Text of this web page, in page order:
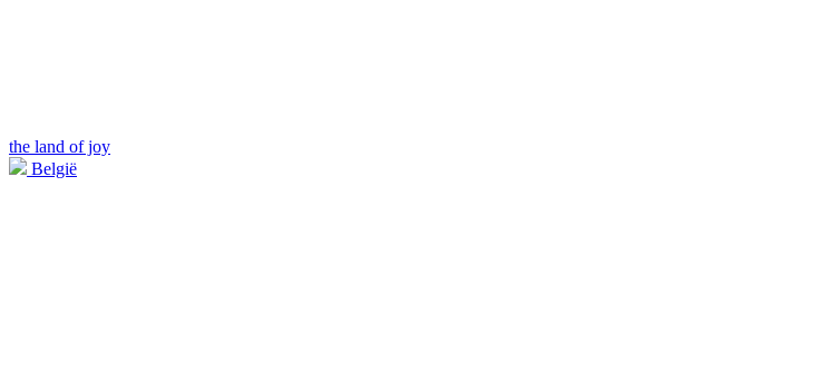
the land of joy
België